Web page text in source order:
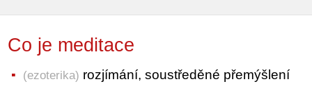
Co je meditace
(ezoterika) rozjímání, soustředěné přemýšlení